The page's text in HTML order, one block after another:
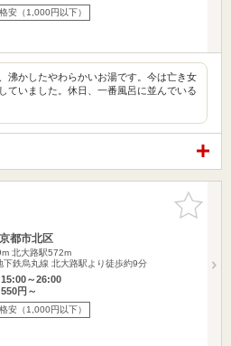
格安（1,000円以下）
沸かしたやわらかいお湯です。今は亡き女
ていました。休日、一番風呂に並んでいる
お気に入
りに追加
都市北区
北大路駅572m
下鉄烏丸線 北大路駅より徒歩約9分
～26:00
円～
格安（1,000円以下）